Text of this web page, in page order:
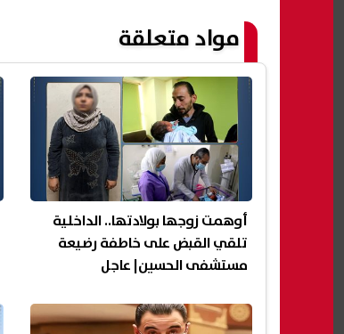
مواد متعلقة
أوهمت زوجها بولادتها.. الداخلية
تلقي القبض على خاطفة رضيعة
مستشفى الحسين| عاجل